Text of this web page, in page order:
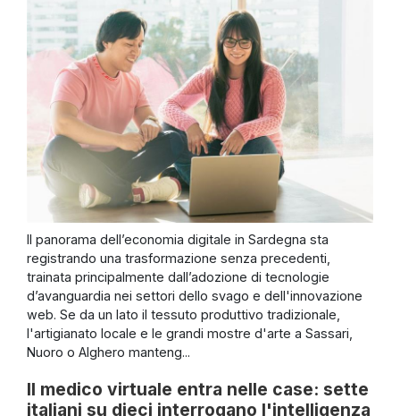
Il panorama dell’economia digitale in Sardegna sta
registrando una trasformazione senza precedenti,
trainata principalmente dall’adozione di tecnologie
d’avanguardia nei settori dello svago e dell'innovazione
web. Se da un lato il tessuto produttivo tradizionale,
l'artigianato locale e le grandi mostre d'arte a Sassari,
Nuoro o Alghero manteng...
Il medico virtuale entra nelle case: sette
italiani su dieci interrogano l'intelligenza